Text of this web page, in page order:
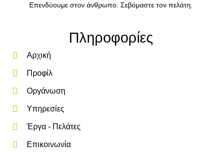
Επενδύουμε στον άνθρωπο. Σεβόμαστε τον πελάτη.
Πληροφορίες
Αρχική
Προφίλ
Οργάνωση
Υπηρεσίες
Έργα - Πελάτες
Επικοινωνία